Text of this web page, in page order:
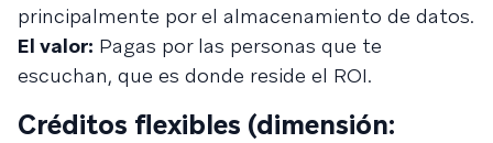
principalmente por el almacenamiento de datos.
El valor: Pagas por las personas que te
escuchan, que es donde reside el ROI.
Créditos flexibles (dimensión: